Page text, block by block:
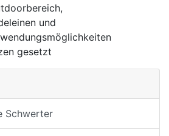
und
gesetzt
Schwerter